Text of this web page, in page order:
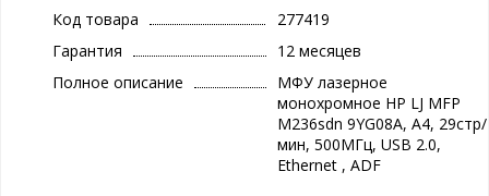
Код товара
277419
Гарантия
12 месяцев
Полное описание
МФУ лазерное
монохромное HP LJ MFP
M236sdn 9YG08A, А4, 29стр/
мин, 500МГц, USB 2.0,
Ethernet , ADF